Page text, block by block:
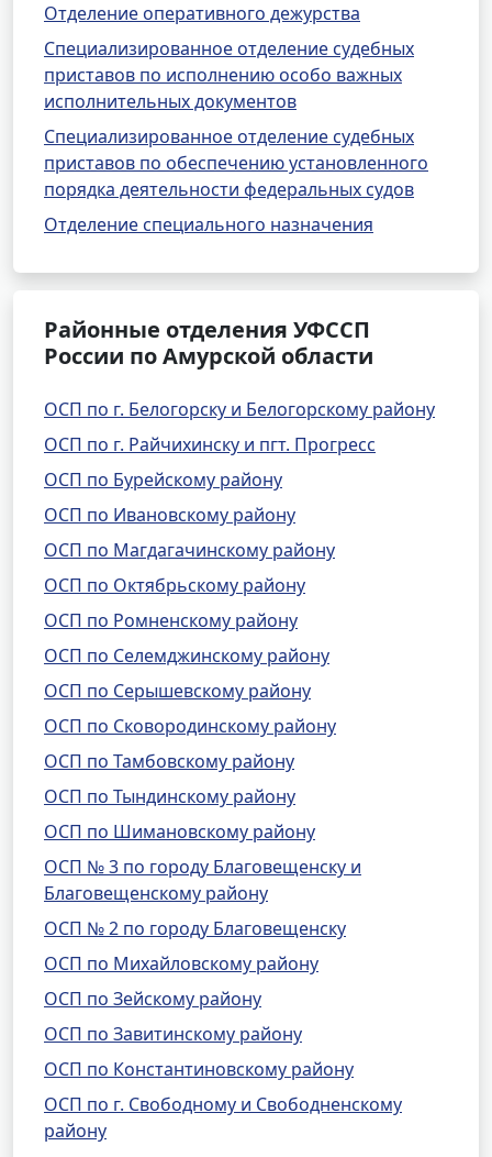
Отделение оперативного дежурства
Специализированное отделение судебных
приставов по исполнению особо важных
исполнительных документов
Специализированное отделение судебных
приставов по обеспечению установленного
порядка деятельности федеральных судов
Отделение специального назначения
Районные отделения УФССП
России по Амурской области
ОСП по г. Белогорску и Белогорскому району
ОСП по г. Райчихинску и пгт. Прогресс
ОСП по Бурейскому району
ОСП по Ивановскому району
ОСП по Магдагачинскому району
ОСП по Октябрьскому району
ОСП по Ромненскому району
ОСП по Селемджинскому району
ОСП по Серышевскому району
ОСП по Сковородинскому району
ОСП по Тамбовскому району
ОСП по Тындинскому району
ОСП по Шимановскому району
ОСП № 3 по городу Благовещенску и
Благовещенскому району
ОСП № 2 по городу Благовещенску
ОСП по Михайловскому району
ОСП по Зейскому району
ОСП по Завитинскому району
ОСП по Константиновскому району
ОСП по г. Свободному и Свободненскому
району